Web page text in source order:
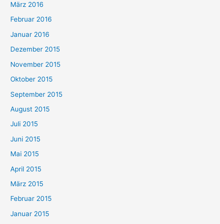
März 2016
Februar 2016
Januar 2016
Dezember 2015
November 2015
Oktober 2015
September 2015
August 2015
Juli 2015
Juni 2015
Mai 2015
April 2015
März 2015
Februar 2015
Januar 2015